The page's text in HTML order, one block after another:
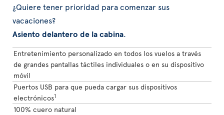
¿Quiere tener prioridad para comenzar sus
vacaciones?
Asiento delantero de la cabina.
Entretenimiento personalizado en todos los vuelos a través
de grandes pantallas táctiles individuales o en su dispositivo
móvil
Puertos USB para que pueda cargar sus dispositivos
electrónicos1
100% cuero natural